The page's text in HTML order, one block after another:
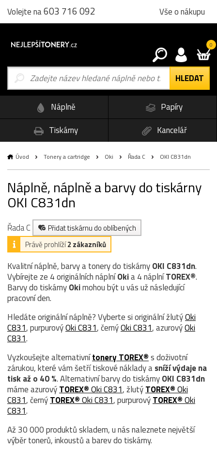
Volejte na603 716 092 Vše o nákupu
0
Náplně
Papíry
Tiskárny
Kancelář
Úvod Tonery a cartridge Oki Řada C OKI C831dn
Náplně, náplně a barvy do tiskárny
OKI C831dn
Řada C
Přidat tiskárnu do oblíbených
Právě prohlíží2 zákazníků
Kvalitní náplně, barvy a tonery do tiskárnyOKI C831dn.
Vybírejte ze 4 originálních náplníOkia 4 náplníTOREX®.
Barvy do tiskárnyOkimohou být u vás už následující
pracovní den.
Hledáte originální náplně? Vyberte si originální žlutýOki
C831, purpurovýOki C831, černýOki C831, azurovýOki
C831.
Vyzkoušejte alternativnítonery TOREX®s doživotní
zárukou, které vám šetří tiskové náklady asníží výdaje na
tisk až o 40 %. Alternativní barvy do tiskárnyOKI C831dn
máme azurovýTOREX®Oki C831, žlutýTOREX®Oki
C831, černýTOREX®Oki C831, purpurovýTOREX®Oki
C831.
Až 30 000 produktů skladem, u nás naleznete největší
výběr tonerů, inkoustů a barev do tiskárny.